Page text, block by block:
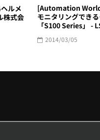
ルメ
株式会
[Automation
モニタリングでき
「S100 Series」 -
2014/03/05